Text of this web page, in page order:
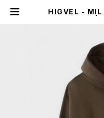
HIGVEL - MIL